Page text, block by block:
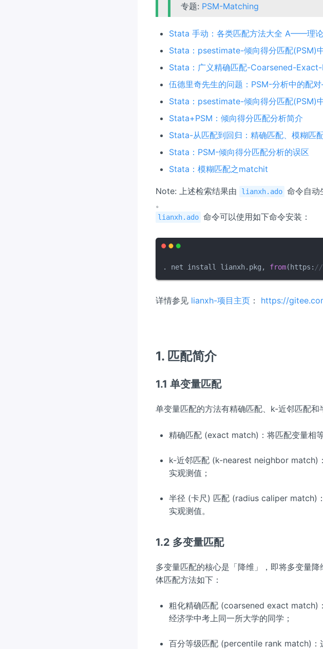
专题: PSM-Matching
Stata 手动：各类匹配方法大全 A——理
Stata：psestimate-倾向得分匹配(PSM)
Stata：广义精确匹配-Coarsened-
伍德里奇先生的问题：PSM-分析中的配
Stata：psestimate-倾向得分匹配(PSM)
Stata+PSM：倾向得分匹配分析简介
Stata-从匹配到回归：精确匹配、模糊匹
Stata：PSM-倾向得分匹配分析的误区
Stata：模糊匹配之matchit
Note: 上述检索结果由 lianxh.ado 命令自动
。
lianxh.ado 命令可以使用如下命令安装：
. net install lianxh.pkg, from(https: //
详情参见 lianxh-项目主页 ： https://
1. 匹配简介
1.1 单变量匹配
单变量匹配的方法有精确匹配、k-近邻匹配和
精确匹配 (exact match)：将匹配变量相
k-近邻匹配 (k-nearest neighbor match)
实观测值；
半径 (卡尺) 匹配 (radius caliper match)
实观测值。
1.2 多变量匹配
多变量匹配的核心是「降维」，即将多变量
体匹配方法如下：
粗化精确匹配 (coarsened exact match)
经济学中考上同一所大学的同学；
百分等级匹配 (percentile rank match)：